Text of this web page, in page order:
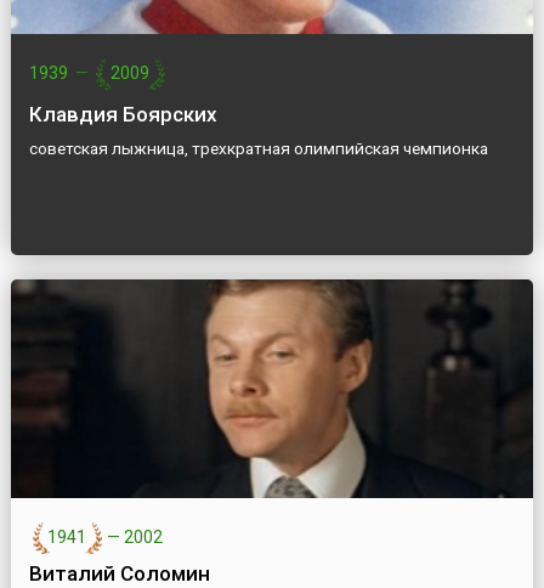
1939 — 2009
Клавдия Боярских
советская лыжница, трехкратная олимпийская чемпионка
1941 — 2002
Виталий Соломин